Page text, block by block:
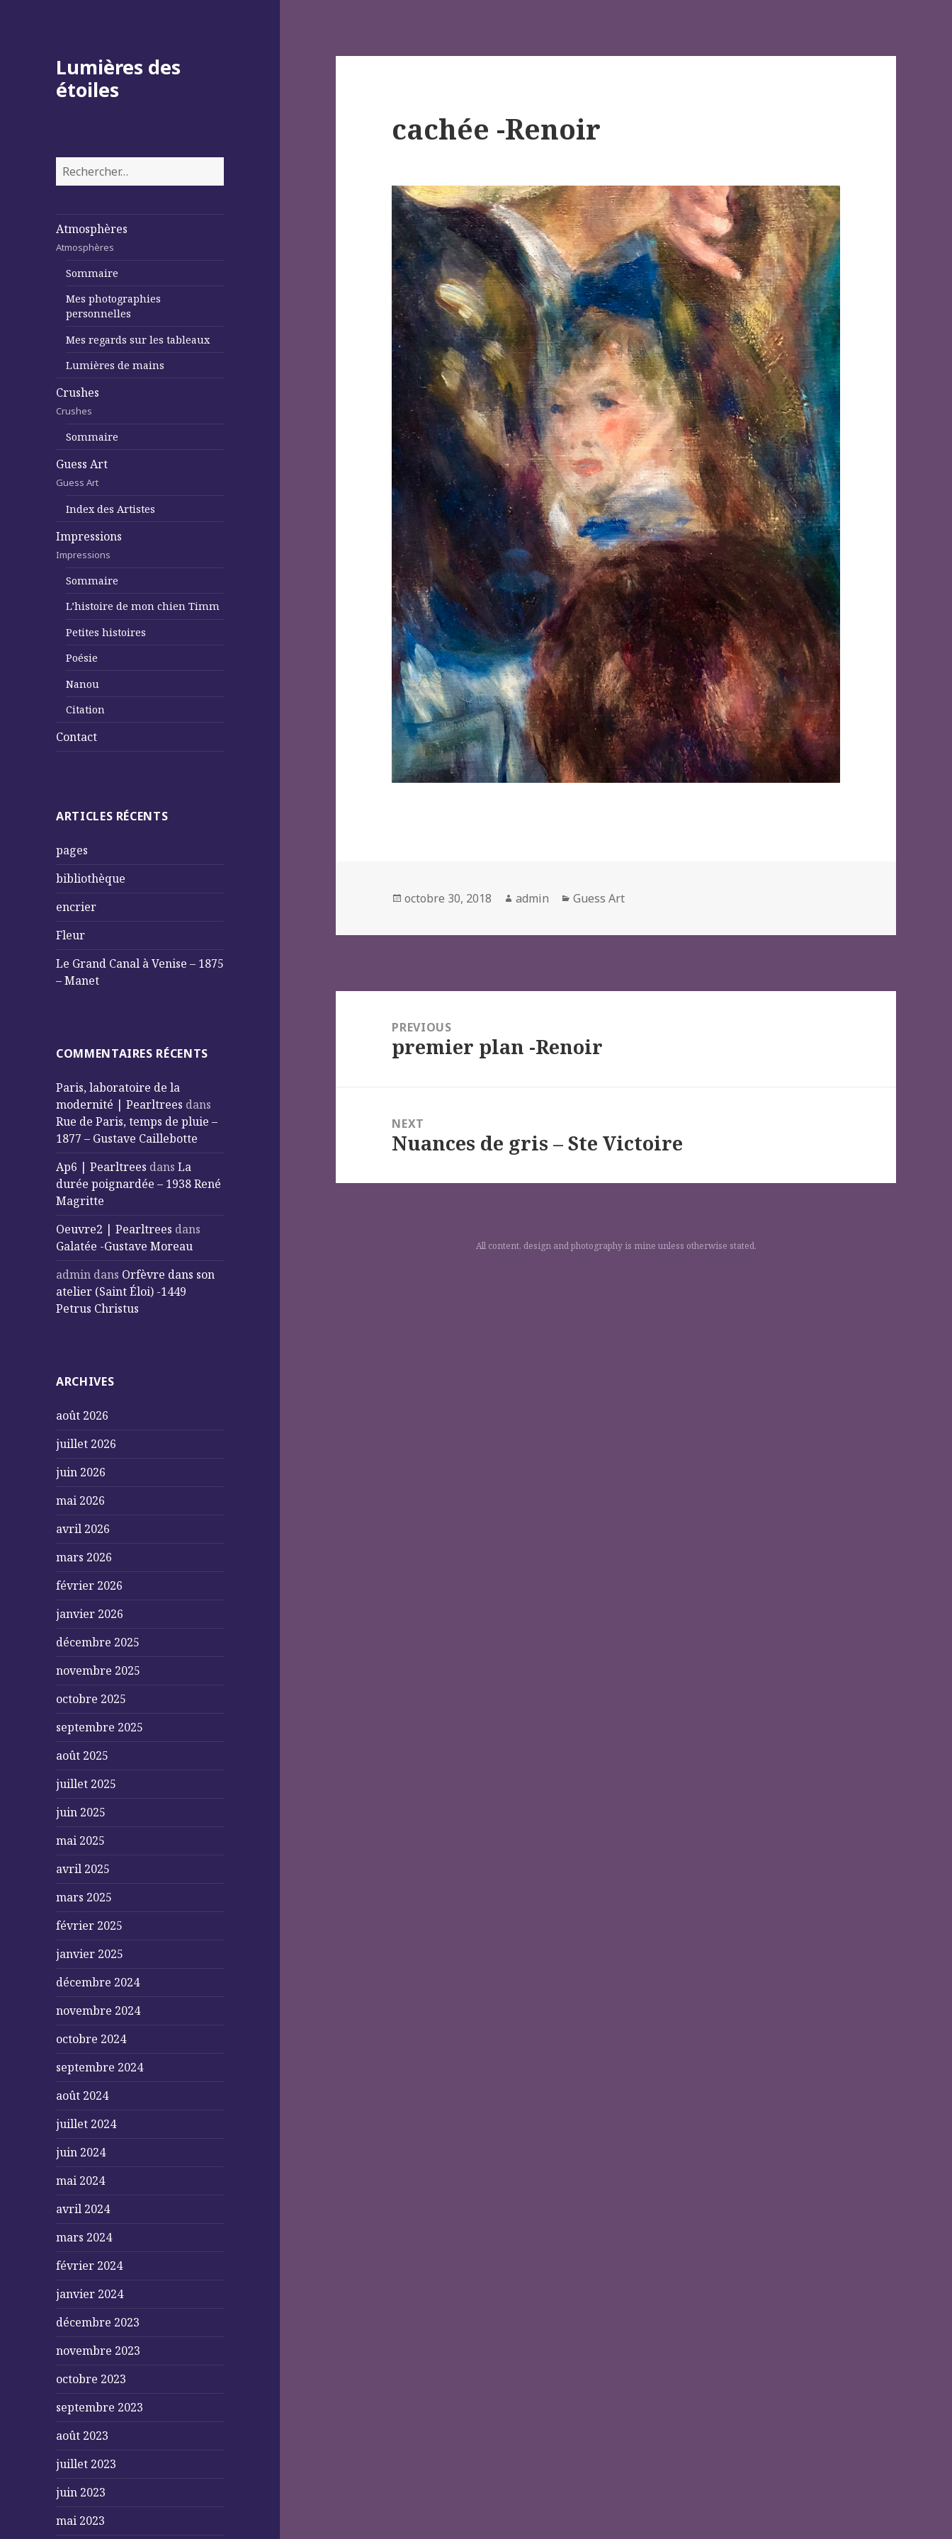
Lumières des
étoiles
Rechercher :
Atmosphères
Atmosphères
Sommaire
Mes photographies
personnelles
Mes regards sur les tableaux
Lumières de mains
Crushes
Crushes
Sommaire
Guess Art
Guess Art
Index des Artistes
Impressions
Impressions
Sommaire
L’histoire de mon chien Timm
Petites histoires
Poésie
Nanou
Citation
Contact
ARTICLES RÉCENTS
pages
bibliothèque
encrier
Fleur
Le Grand Canal à Venise – 1875
– Manet
COMMENTAIRES RÉCENTS
Paris, laboratoire de la
modernité | Pearltrees dans
Rue de Paris, temps de pluie –
1877 – Gustave Caillebotte
Ap6 | Pearltrees dansLa
durée poignardée – 1938 René
Magritte
Oeuvre2 | Pearltrees dans
Galatée -Gustave Moreau
admin dans Orfèvre dans son
atelier (Saint Éloi) -1449
Petrus Christus
ARCHIVES
août 2026
juillet 2026
juin 2026
mai 2026
avril 2026
mars 2026
février 2026
janvier 2026
décembre 2025
novembre 2025
octobre 2025
septembre 2025
août 2025
juillet 2025
juin 2025
mai 2025
avril 2025
mars 2025
février 2025
janvier 2025
décembre 2024
novembre 2024
octobre 2024
septembre 2024
août 2024
juillet 2024
juin 2024
mai 2024
avril 2024
mars 2024
février 2024
janvier 2024
décembre 2023
novembre 2023
octobre 2023
septembre 2023
août 2023
juillet 2023
juin 2023
mai 2023
cachée -Renoir
Posted
octobre 30, 2018 Author
admin Categories
Guess Art
l’article
PREVIOUS
Previous
premier plan -Renoir
NEXT
Next
Nuances de gris – Ste Victoire
All content, design and photography is mine unless otherwise stated.